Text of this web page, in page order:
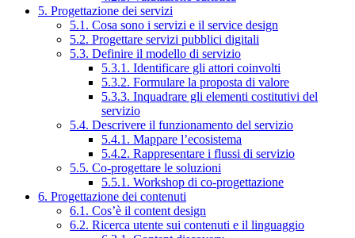
5. Progettazione dei servizi
5.1. Cosa sono i servizi e il service design
5.2. Progettare servizi pubblici digitali
5.3. Definire il modello di servizio
5.3.1. Identificare gli attori coinvolti
5.3.2. Formulare la proposta di valore
5.3.3. Inquadrare gli elementi costitutivi del
servizio
5.4. Descrivere il funzionamento del servizio
5.4.1. Mappare l’ecosistema
5.4.2. Rappresentare i flussi di servizio
5.5. Co-progettare le soluzioni
5.5.1. Workshop di co-progettazione
6. Progettazione dei contenuti
6.1. Cos’è il content design
6.2. Ricerca utente sui contenuti e il linguaggio